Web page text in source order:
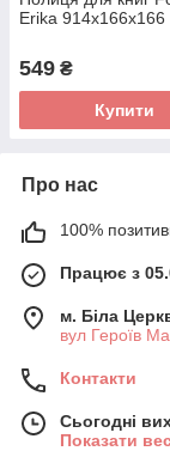
Erika 914x166x166
549 ₴
Купити
Про нас
100%
Працює з
м. Біла
вул Героїв
Контакти
Сьогодні
Показати